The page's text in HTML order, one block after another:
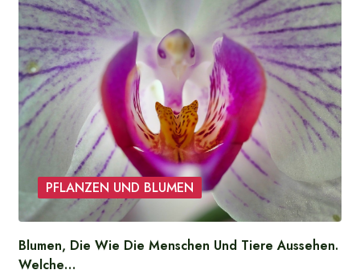
PFLANZEN UND BLUMEN
Blumen, Die Wie Die Menschen Und Tiere Aussehen.
Welche…